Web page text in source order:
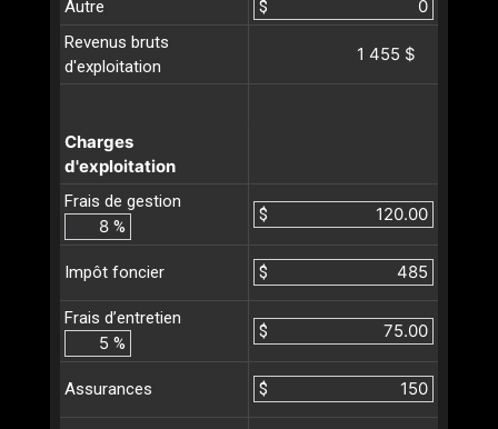
Autre
$
Revenus bruts
d'exploitation
1 455 $
Charges
d'exploitation
Frais de gestion
%
$
Impôt foncier $
Frais d’entretien
%
$
Assurances $